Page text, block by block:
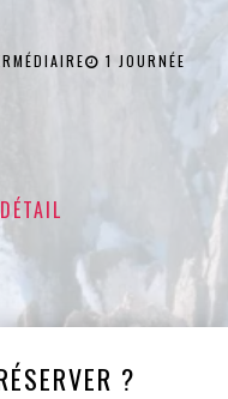
1 JOURNÉE
?